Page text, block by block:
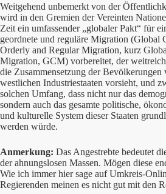
Weitgehend unbemerkt von der
wird in den Gremien der Vereinten
Zeit ein umfassender „globaler Pakt“ für
geordnete und reguläre Migration (Global
Orderly and Regular Migration, kurz
Migration, GCM) vorbereitet, der
die Zusammensetzung der Bevölkerungen
westlichen Industriestaaten vorsieht, und
solchen Umfang, dass nicht nur das
sondern auch das gesamte politische,
und kulturelle System dieser Staaten
werden würde.
Anmerkung: Das Angestrebte bedeutet
der ahnungslosen Massen. Mögen diese
Wie ich immer hier sage auf Umkreis-
Regierenden meinen es nicht gut mit den